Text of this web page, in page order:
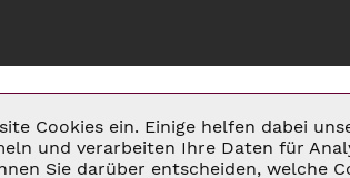
Cookies ein. Einige helfen dabei
und verarbeiten Ihre Daten für
Sie darüber entscheiden,